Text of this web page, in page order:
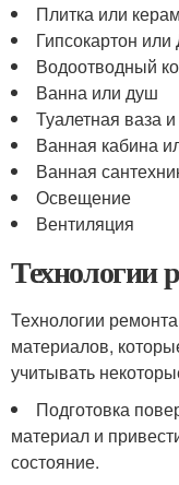
Плитка или
Гипсокартон
Водоотводный
Ванна или душ
Туалетная ваза
Ванная кабина
Ванная
Освещение
Вентиляция
Технологии
Технологии
материалов,
учитывать
Подготовка
материал и
состояние.